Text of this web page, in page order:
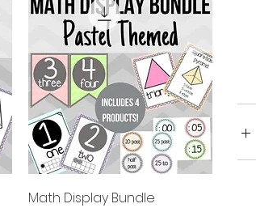
العرض السريع
Math Display Bundle